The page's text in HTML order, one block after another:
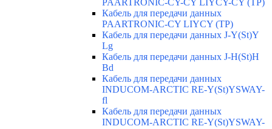
PAARTRONIC-CY-CY LIYCY-CY (TP)
Кабель для передачи данных
PAARTRONIC-CY LIYCY (TP)
Кабель для передачи данных J-Y(St)Y
Lg
Кабель для передачи данных J-H(St)H
Bd
Кабель для передачи данных
INDUCOM-ARCTIC RE-Y(St)YSWAY-
fl
Кабель для передачи данных
INDUCOM-ARCTIC RE-Y(St)YSWAY-